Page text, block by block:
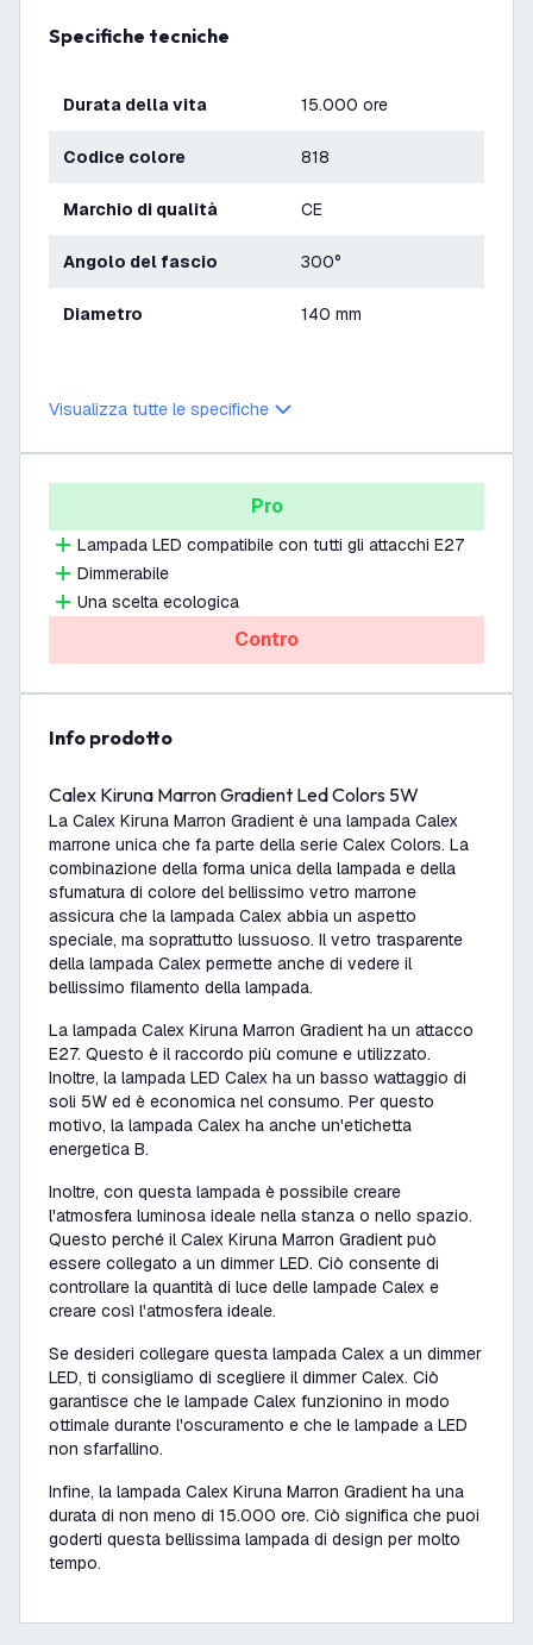
Specifiche tecniche
Durata della vita 15.000 ore
Codice colore 818
Marchio di qualità CE
Angolo del fascio 300°
Diametro 140 mm
Visualizza tutte le specifiche
Pro
Lampada LED compatibile con tutti gli attacchi E27
Dimmerabile
Una scelta ecologica
Contro
info prodotto
Calex Kiruna Marron Gradient Led Colors 5W
La Calex Kiruna Marron Gradient è una lampada Calex
marrone unica che fa parte della serie Calex Colors. La
combinazione della forma unica della lampada e della
sfumatura di colore del bellissimo vetro marrone
assicura che la lampada Calex abbia un aspetto
speciale, ma soprattutto lussuoso. Il vetro trasparente
della lampada Calex permette anche di vedere il
bellissimo filamento della lampada.
La lampada Calex Kiruna Marron Gradient ha un attacco
E27. Questo è il raccordo più comune e utilizzato.
Inoltre, la lampada LED Calex ha un basso wattaggio di
soli 5W ed è economica nel consumo. Per questo
motivo, la lampada Calex ha anche un'etichetta
energetica B.
Inoltre, con questa lampada è possibile creare
l'atmosfera luminosa ideale nella stanza o nello spazio.
Questo perché il Calex Kiruna Marron Gradient può
essere collegato a un dimmer LED. Ciò consente di
controllare la quantità di luce delle lampade Calex e
creare così l'atmosfera ideale.
Se desideri collegare questa lampada Calex a un dimmer
LED, ti consigliamo di scegliere il dimmer Calex. Ciò
garantisce che le lampade Calex funzionino in modo
ottimale durante l'oscuramento e che le lampade a LED
non sfarfallino.
Infine, la lampada Calex Kiruna Marron Gradient ha una
durata di non meno di 15.000 ore. Ciò significa che puoi
goderti questa bellissima lampada di design per molto
tempo.